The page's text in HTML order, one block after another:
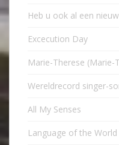
Heb u ook al een
Excecution Day
Marie-Therese (Marie-
Wereldrecord singer-
All My Senses
Language of the